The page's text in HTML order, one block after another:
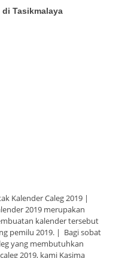
di Tasikmalaya
Kalender Caleg 2019 |
2019 merupakan
kalender tersebut
pemilu 2019. | Bagi sobat
yang membutuhkan
2019, kami Kasima